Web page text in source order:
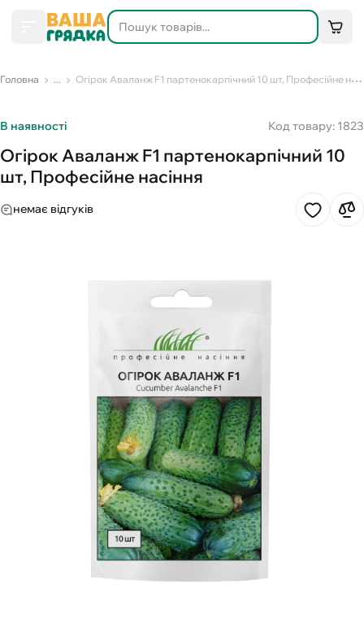
Головна ... Огірок Аваланж F1 партенокарпічний 10 шт, Професійне насіння
В наявності Код товару: 1823
Огірок Аваланж F1 партенокарпічний 10
шт, Професійне насіння
немає відгуків